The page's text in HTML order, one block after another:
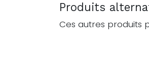
Produits
Ces autres produits